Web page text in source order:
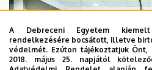
A Debreceni Egyetem
rendelkezésére bocsátott, illetve
védelmét. Ezúton tájékoztatjuk
2018. május 25. napjától